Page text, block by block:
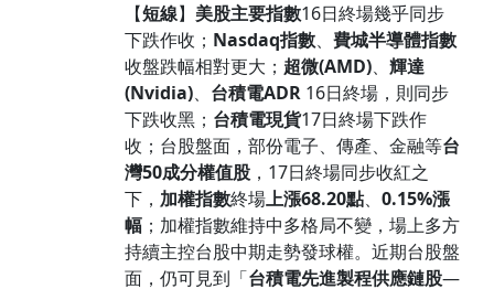
【短線】 美股主要指數16日終場幾乎同步
下跌作收； Nasdaq指數、 費城半導體指數
收盤跌幅相對更大； 超微(AMD)、 輝達
(Nvidia)、 台積電ADR 16日終場，則同步
下跌收黑； 台積電現貨17日終場下跌作
收；台股盤面，部份電子、傳產、金融等台
灣50成分權值股，17日終場同步收紅之
下， 加權指數終場上漲68.20點、 0.15%漲
幅；加權指數維持中多格局不變，場上多方
持續主控台股中期走勢發球權。近期台股盤
面，仍可見到「台積電先進製程供應鏈股—